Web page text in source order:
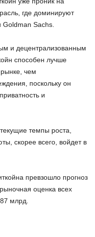
где доминируют
Goldman Sachs.
и децентрализованным
способен лучше
чем
поскольку он
и
темпы роста,
скорее всего, войдет в
превзошло прогноз
оценка всех
млрд.